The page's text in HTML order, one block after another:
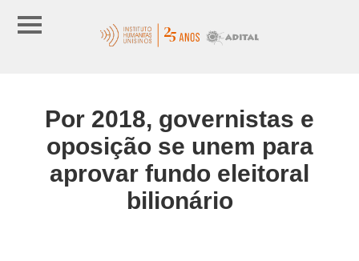
Por 2018, governistas e
oposição se unem para
aprovar fundo eleitoral
bilionário